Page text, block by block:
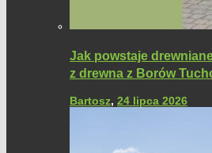
Jak powstaje
z drewna z Borów
Bartosz, 24 lipca 2026